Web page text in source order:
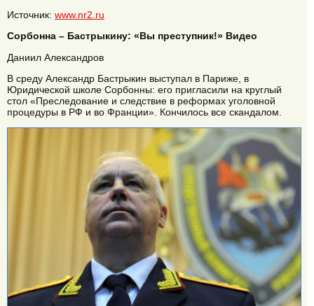
Источник: www.nr2.ru
Сорбонна – Бастрыкину: «Вы преступник!» Видео
Даниил Александров
В среду Александр Бастрыкин выступал в Париже, в
Юридической школе Сорбонны: его пригласили на круглый
стол «Преследование и следствие в реформах уголовной
процедуры в РФ и во Франции». Кончилось все скандалом.